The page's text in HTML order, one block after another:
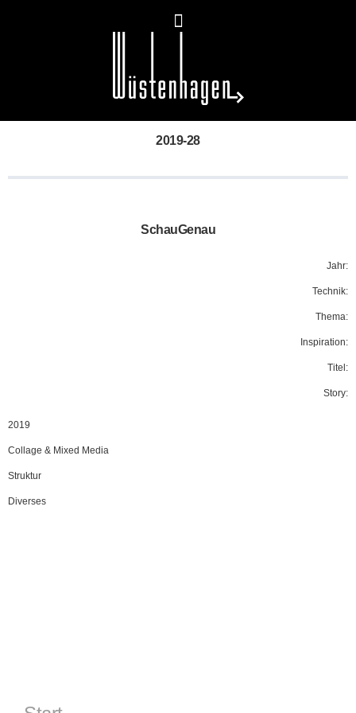
2019-28
SchauGenau
Jahr:
Technik:
Thema:
Inspiration:
Titel:
Story:
2019
Collage & Mixed Media
Struktur
Diverses